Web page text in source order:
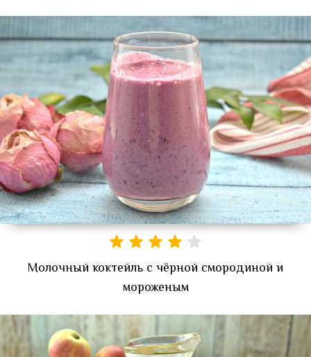
Молочный коктейль с чёрной смородиной и
мороженым